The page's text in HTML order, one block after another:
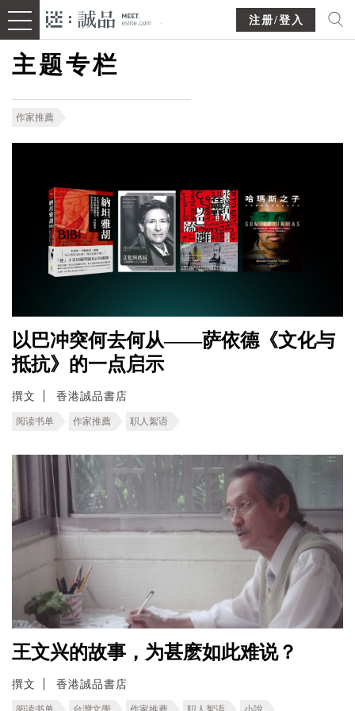
注册/登入
主题专栏
作家推薦
以巴冲突何去何从——萨依德《文化与
抵抗》的一点启示
撰文 香港誠品書店
阅读书单 作家推薦 职人絮语
王文兴的故事，为甚麽如此难说？
撰文 香港誠品書店